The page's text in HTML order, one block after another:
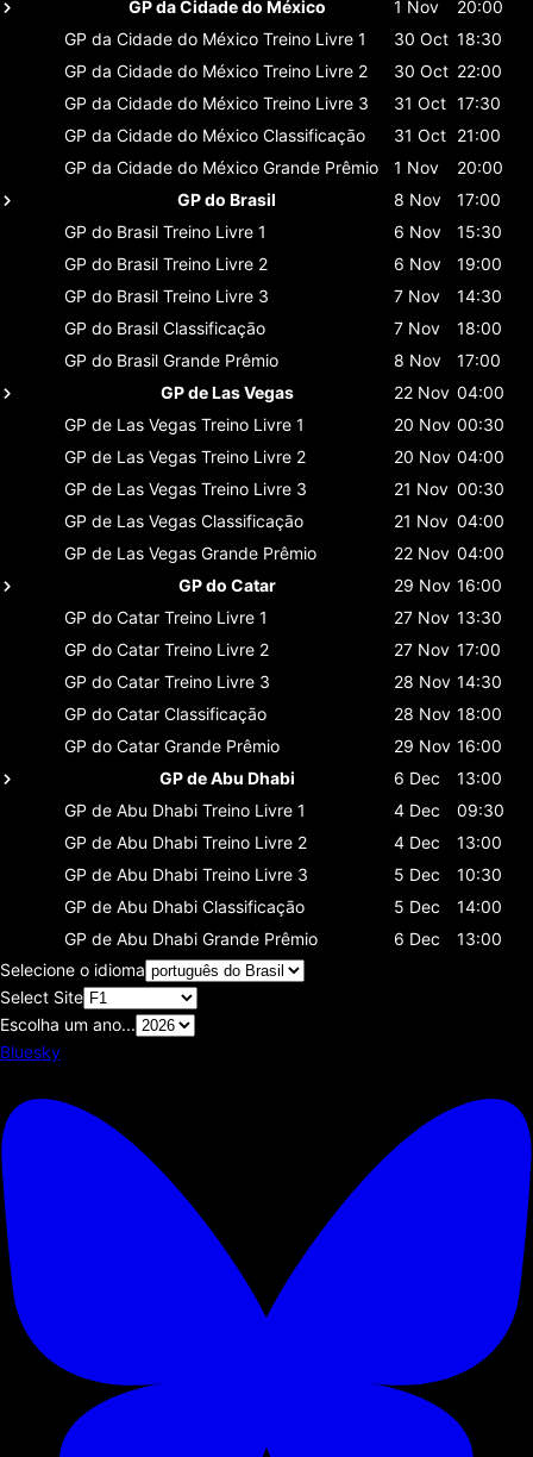
GP da Cidade do México 1 Nov
20:00
GP da Cidade do México Treino Livre 1 30 Oct 18:30
GP da Cidade do México Treino Livre 2 30 Oct 22:00
GP da Cidade do México Treino Livre 3 31 Oct 17:30
GP da Cidade do México Classificaçāo 31 Oct 21:00
GP da Cidade do México Grande Prêmio 1 Nov
20:00
GP do Brasil
8 Nov
17:00
GP do Brasil Treino Livre 1 6 Nov
15:30
GP do Brasil Treino Livre 2 6 Nov
19:00
GP do Brasil Treino Livre 3 7 Nov
14:30
GP do Brasil Classificaçāo 7 Nov
18:00
GP do Brasil Grande Prêmio 8 Nov
17:00
GP de Las Vegas
22 Nov 04:00
GP de Las Vegas Treino Livre 1 20 Nov 00:30
GP de Las Vegas Treino Livre 2 20 Nov 04:00
GP de Las Vegas Treino Livre 3 21 Nov 00:30
GP de Las Vegas Classificaçāo 21 Nov 04:00
GP de Las Vegas Grande Prêmio 22 Nov 04:00
GP do Catar
29 Nov 16:00
GP do Catar Treino Livre 1 27 Nov 13:30
GP do Catar Treino Livre 2 27 Nov 17:00
GP do Catar Treino Livre 3 28 Nov 14:30
GP do Catar Classificaçāo 28 Nov 18:00
GP do Catar Grande Prêmio 29 Nov 16:00
GP de Abu Dhabi
6 Dec
13:00
GP de Abu Dhabi Treino Livre 1 4 Dec
09:30
GP de Abu Dhabi Treino Livre 2 4 Dec
13:00
GP de Abu Dhabi Treino Livre 3 5 Dec
10:30
GP de Abu Dhabi Classificaçāo 5 Dec
14:00
GP de Abu Dhabi Grande Prêmio 6 Dec
13:00
Selecione o idioma
Select Site
Escolha um ano...
Bluesky